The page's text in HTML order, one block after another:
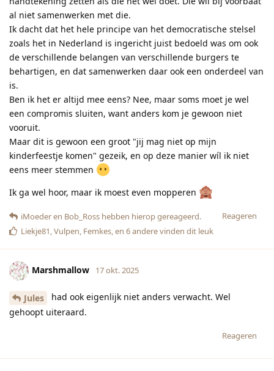
al niet samenwerken met die.
Ik dacht dat het hele principe van het democratische stelsel
zoals het in Nederland is ingericht juist bedoeld was om ook
de verschillende belangen van verschillende burgers te
behartigen, en dat samenwerken daar ook een onderdeel van
is.
Ben ik het er altijd mee eens? Nee, maar soms moet je wel
een compromis sluiten, want anders kom je gewoon niet
vooruit.
Maar dit is gewoon een groot "jij mag niet op mijn
kinderfeestje komen" gezeik, en op deze manier wíl ik niet
eens meer stemmen
Ik ga wel hoor, maar ik moest even mopperen
Reageren
iMoederen Bob_Ross hebben hierop gereageerd.
Liekje81,Vulpen, Femkes, en 6anderevinden dit leuk
Marshmallow 17 okt. 2025
Jules
had ook eigenlijk niet anders verwacht. Wel
gehoopt uiteraard.
Reageren